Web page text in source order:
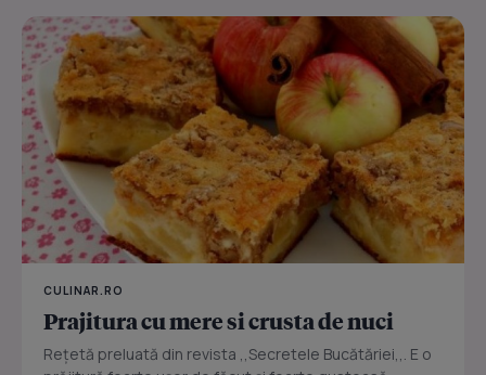
CULINAR.RO
Prajitura cu mere si crusta de nuci
Reţetă preluată din revista ,,Secretele Bucătăriei,,. E o